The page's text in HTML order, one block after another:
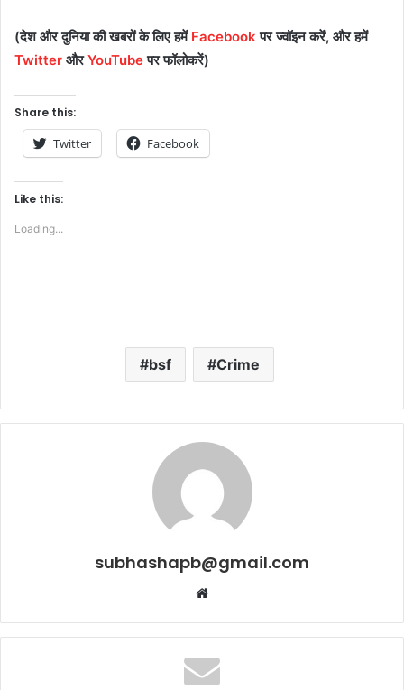
(देश और दुनिया की खबरों के लिए हमें Facebook पर ज्वॉइन करें, और हमें
Twitter और YouTube पर फॉलोकरें)
Share this:
Twitter Facebook
Like this:
Loading...
bsf Crime
subhashapb@gmail.com
Website